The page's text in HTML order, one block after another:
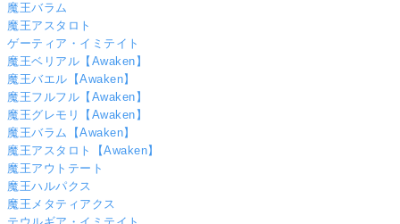
魔王バラム
魔王アスタロト
ゲーティア・イミテイト
魔王ベリアル【Awaken】
魔王バエル【Awaken】
魔王フルフル【Awaken】
魔王グレモリ【Awaken】
魔王バラム【Awaken】
魔王アスタロト【Awaken】
魔王アウトテート
魔王ハルパクス
魔王メタティアクス